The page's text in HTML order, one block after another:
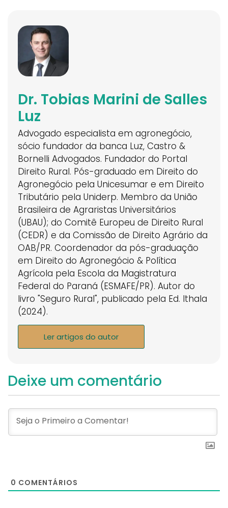
Dr. Tobias Marini de Salles
Luz
Advogado especialista em agronegócio,
sócio fundador da banca Luz, Castro &
Bornelli Advogados. Fundador do Portal
Direito Rural. Pós-graduado em Direito do
Agronegócio pela Unicesumar e em Direito
Tributário pela Uniderp. Membro da União
Brasileira de Agraristas Universitários
(UBAU); do Comitê Europeu de Direito Rural
(CEDR) e da Comissão de Direito Agrário da
OAB/PR. Coordenador da pós-graduação
em Direito do Agronegócio & Política
Agrícola pela Escola da Magistratura
Federal do Paraná (ESMAFE/PR). Autor do
livro "Seguro Rural", publicado pela Ed. Ithala
(2024).
Ler artigos do autor
Deixe um comentário
0 COMENTÁRIOS